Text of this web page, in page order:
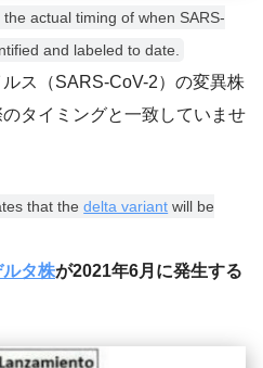
actual timing of when SARS-
and labeled to date.
ス（SARS-CoV-2）の変異株
タイミングと一致していませ
that thedelta variant will be
ルタ株が2021年6月に発生する